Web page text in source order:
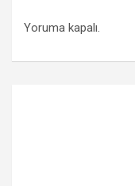
Yoruma kapalı.